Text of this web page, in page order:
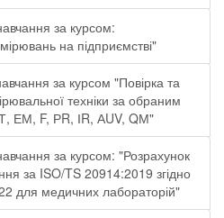
за курсом:
на підприємстві"
за курсом "Повірка та
техніки за обраним
ЕМ, F, РR, ІR, АUV, QМ"
за курсом: "Розрахунок
за ISO/TS 20914:2019 згідно
для медичних лабораторій"